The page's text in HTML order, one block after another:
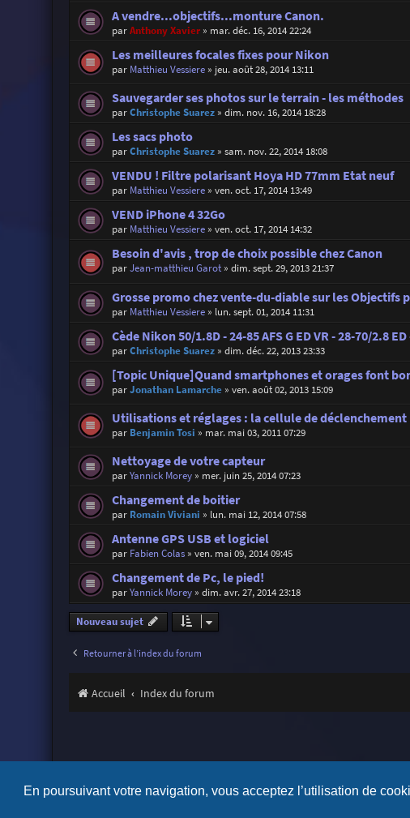
En poursuivant votre navigation, vous acceptez l’utilisation de
A vendre...objectifs...monture Canon.
parAnthony Xavier» mar. déc. 16, 2014 22:24
Les meilleures focales fixes pour Nikon
par Matthieu Vessiere» jeu. août 28, 2014 13:11
Sauvegarder ses photos sur le terrain - les méthodes
parChristophe Suarez» dim. nov. 16, 2014 18:28
Les sacs photo
parChristophe Suarez» sam. nov. 22, 2014 18:08
VENDU ! Filtre polarisant Hoya HD 77mm Etat neuf
par Matthieu Vessiere» ven. oct. 17, 2014 13:49
VEND iPhone 4 32Go
par Matthieu Vessiere» ven. oct. 17, 2014 14:32
Besoin d'avis , trop de choix possible chez Canon
parJean-matthieu Garot» dim. sept. 29, 2013 21:37
Grosse promo chez vente-du-diable sur les Objectifs
par Matthieu Vessiere» lun. sept. 01, 2014 11:31
Cède Nikon 50/1.8D - 24-85 AFS G ED VR - 28-70/2.8 ED
parChristophe Suarez» dim. déc. 22, 2013 23:33
[Topic Unique]Quand smartphones et orages font
parJonathan Lamarche» ven. août 02, 2013 15:09
Utilisations et réglages : la cellule de déclenchement
par Benjamin Tosi » mar. mai 03, 2011 07:29
Nettoyage de votre capteur
parYannick Morey» mer. juin 25, 2014 07:23
Changement de boitier
par Romain Viviani » lun. mai 12, 2014 07:58
Antenne GPS USB et logiciel
par Fabien Colas» ven. mai 09, 2014 09:45
Changement de Pc, le pied!
parYannick Morey» dim. avr. 27, 2014 23:18
Nouveau sujet
Retourner à l’index du forum
Accueil Index du forum